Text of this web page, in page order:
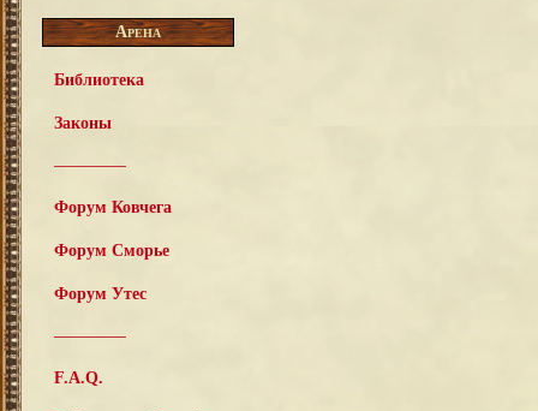
Арена
Библиотека
Законы
—————
Форум Ковчега
Форум Сморье
Форум Утес
—————
F.A.Q.